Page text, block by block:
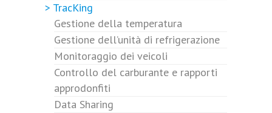
> TracKing
Gestione della temperatura
Gestione dell’unità di refrigerazione
Monitoraggio dei veicoli
Controllo del carburante e rapporti
approdonfiti
Data Sharing